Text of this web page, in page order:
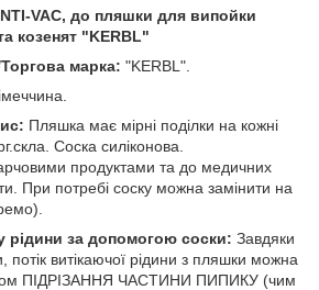
VAC, до пляшки для випойки
козенят "KERBL"
марка: "KERBL".
Пляшка має мірні поділки на кожні
Соска силіконова.
продуктами та до медичних
При потребі соску можна замінити на
рідини за допомогою соски: Завдяки
потік витікаючої рідини з пляшки можна
ПІДРІЗАННЯ ЧАСТИНИ ПИПИКУ (чим